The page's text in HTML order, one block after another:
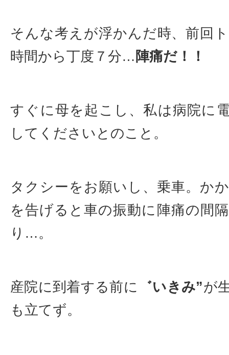
そんな考えが浮かんだ時、前回
時間から丁度７分… 陣痛だ！！
すぐに母を起こし、私は病院に
してくださいとのこと。
タクシーをお願いし、乗車。か
を告げると車の振動に陣痛の間
り…。
産院に到着する前に ゛いきみ”が
も立てず。